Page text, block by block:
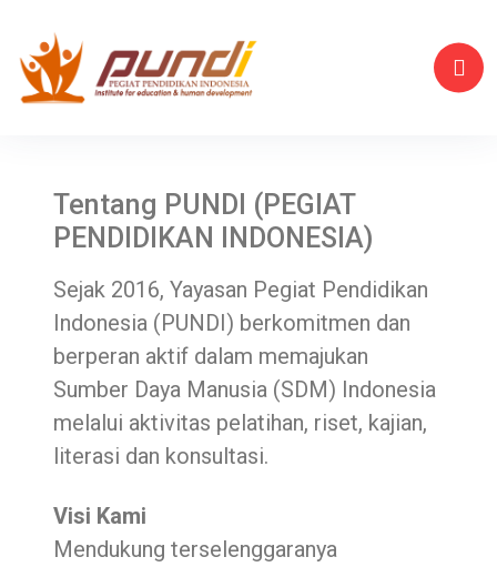
Tentang PUNDI (PEGIAT
PENDIDIKAN INDONESIA)
Sejak 2016, Yayasan Pegiat Pendidikan
Indonesia (PUNDI) berkomitmen dan
berperan aktif dalam memajukan
Sumber Daya Manusia (SDM) Indonesia
melalui aktivitas pelatihan, riset, kajian,
literasi dan konsultasi.
Visi Kami
Mendukung terselenggaranya